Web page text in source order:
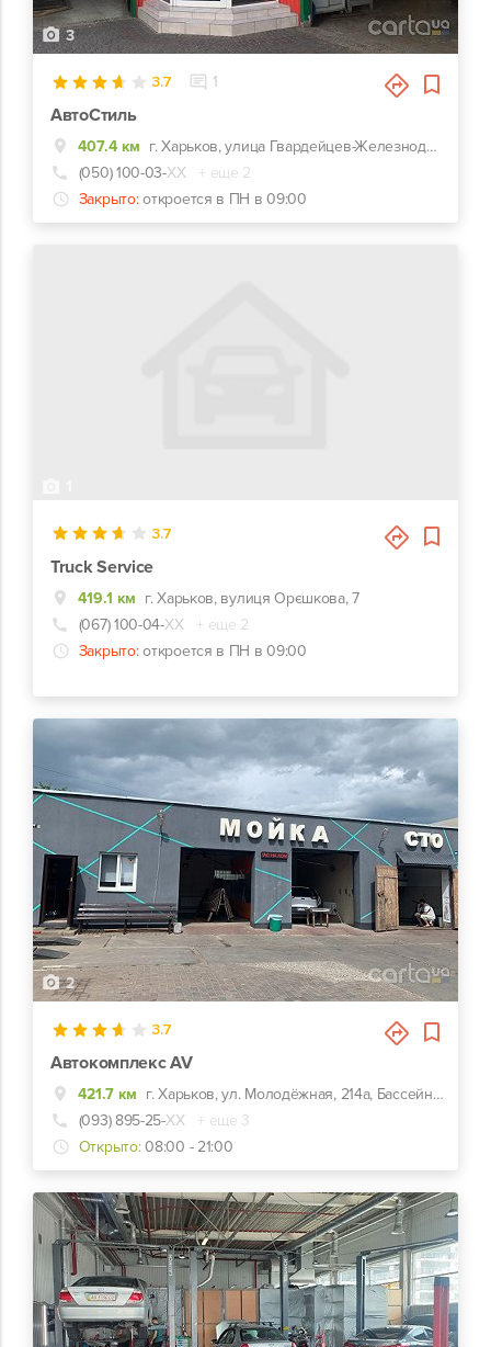
3
3.7 1
АвтоСтиль
407.4 км
г. Харьков, улица Гвардейцев-Железнодорожников, 11, Красно-зеленый комплекс СТО-Автомойка-Автомагазин. Недалеко от перекрестка Макдональдс на ЮЖД.
(050) 100-03-ХХ
+ еще 2
Закрыто: откроется в ПН в 09:00
3.7
Truck Service
419.1 км г. Харьков, вулиця Орєшкова, 7
(067) 100-04-ХХ
+ еще 2
Закрыто: откроется в ПН в 09:00
2
3.7
Автокомплекс AV
421.7 км
г. Харьков, ул. Молодёжная, 214а, Бассейн Нептун
(093) 895-25-ХХ
+ еще 3
Открыто: 08:00 - 21:00